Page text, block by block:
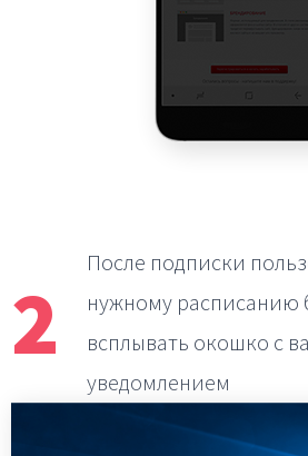
2
После подписки
нужному расписанию
всплывать окошко с
уведомлением